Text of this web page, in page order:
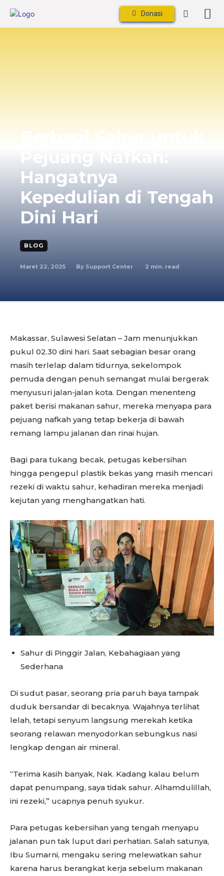
Donasi
Sekarang
Hangatnya
Kepedulian di Tengah
Dini Hari
BLOG
Maret 22, 2025 By Support Center 2 min. read
Makassar, Sulawesi Selatan – Jam menunjukkan
pukul 02.30 dini hari. Saat sebagian besar orang
masih terlelap dalam tidurnya, sekelompok
pemuda dengan penuh semangat mulai bergerak
menyusuri jalan-jalan kota. Dengan menenteng
paket berisi makanan sahur, mereka menyapa para
pejuang nafkah yang tetap bekerja di bawah
remang lampu jalanan dan rinai hujan.
Bagi para tukang becak, petugas kebersihan
hingga pengepul plastik bekas yang masih mencari
rezeki di waktu sahur, kehadiran mereka menjadi
kejutan yang menghangatkan hati.
Sahur di Pinggir Jalan, Kebahagiaan yang
Sederhana
Di sudut pasar, seorang pria paruh baya tampak
duduk bersandar di becaknya. Wajahnya terlihat
lelah, tetapi senyum langsung merekah ketika
seorang relawan menyodorkan sebungkus nasi
lengkap dengan air mineral.
“Terima kasih banyak, Nak. Kadang kalau belum
dapat penumpang, saya tidak sahur. Alhamdulillah,
ini rezeki,” ucapnya penuh syukur.
Para petugas kebersihan yang tengah menyapu
jalanan pun tak luput dari perhatian. Salah satunya,
Ibu Sumarni, mengaku sering melewatkan sahur
karena harus berangkat kerja sebelum makanan